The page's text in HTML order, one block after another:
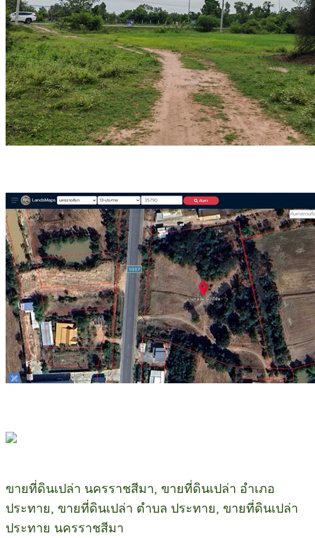
ขายที่ดินเปล่า นครราชสีมา, ขายที่ดินเปล่า อำเภอ
ประทาย, ขายที่ดินเปล่า ตำบล ประทาย, ขายที่ดินเปล่า
ประทาย นครราชสีมา